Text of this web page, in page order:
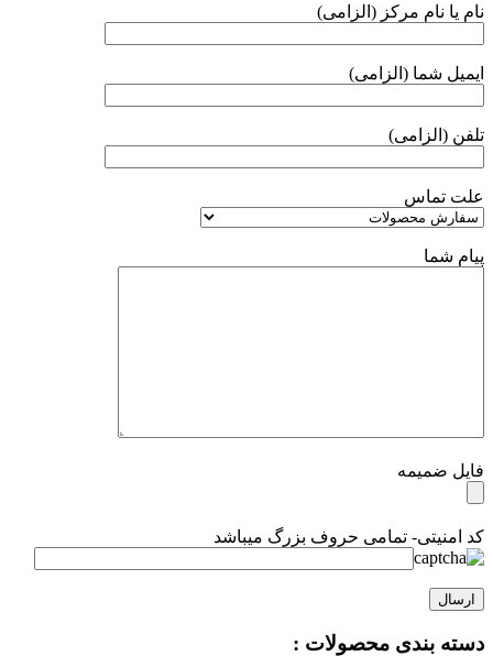
نام یا نام مرکز (الزامی)
ایمیل شما (الزامی)
تلفن (الزامی)
علت تماس
پیام شما
فایل ضمیمه
کد امنیتی- تمامی حروف بزرگ میباشد
دسته بندی محصولات :